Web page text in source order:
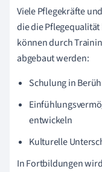
Viele Pflegekräfte
die die
können durch
abgebaut werden:
Schulung in
entwickeln
Kulturelle
In Fortbildungen